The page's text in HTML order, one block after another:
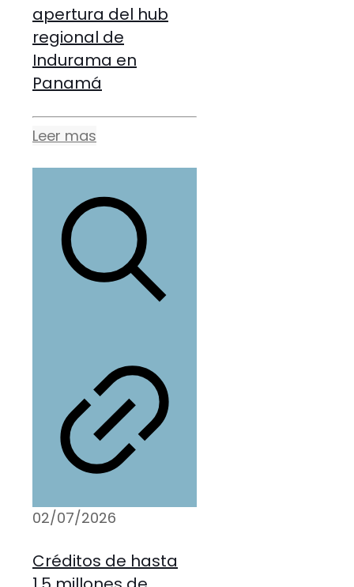
apertura del hub
regional de
Indurama en
Panamá
Leer mas
02/07/2026
Créditos de hasta